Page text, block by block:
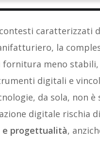
caratterizzati
la
fornitura meno
digitali e
da sola, non
digitale rischia
e progettualità,